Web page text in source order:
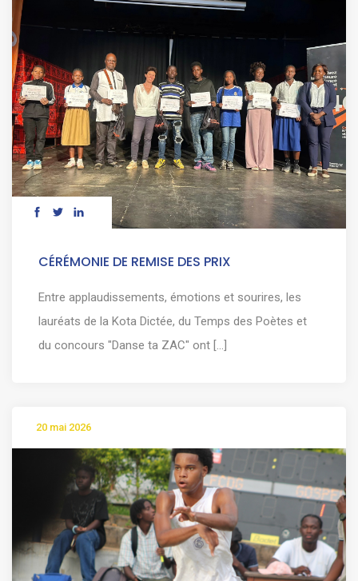
CÉRÉMONIE DE REMISE DES PRIX
Entre applaudissements, émotions et sourires, les
lauréats de la Kota Dictée, du Temps des Poètes et
du concours "Danse ta ZAC" ont [...]
20 mai 2026